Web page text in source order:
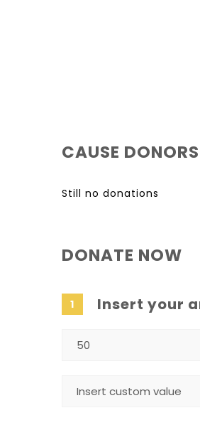
CAUSE DONORS
Still no donations
DONATE NOW
1 Insert your